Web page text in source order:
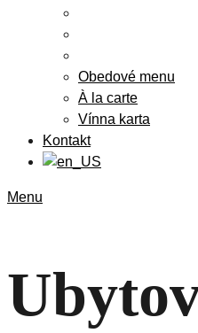
Obedové menu
À la carte
Vínna karta
Kontakt
Menu